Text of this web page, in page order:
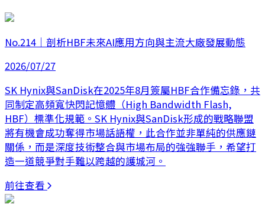
No.214｜剖析HBF未來AI應用方向與主流大廠發展動態
2026/07/27
SK Hynix與SanDisk在2025年8月簽屬HBF合作備忘錄，共
同制定高頻寬快閃記憶體（High Bandwidth Flash,
HBF）標準化規範。SK Hynix與SanDisk形成的戰略聯盟
將有機會成功奪得市場話語權，此合作並非單純的供應鏈
關係，而是深度技術整合與市場布局的強強聯手，希望打
造一道競爭對手難以跨越的護城河。
前往查看